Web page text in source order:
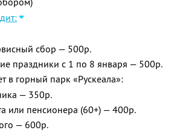
сбор — 500р.
праздники с 1 по 8 января — 500р.
в горный парк «Рускеала»:
— 350р.
или пенсионера (60+) — 400р.
— 600р.